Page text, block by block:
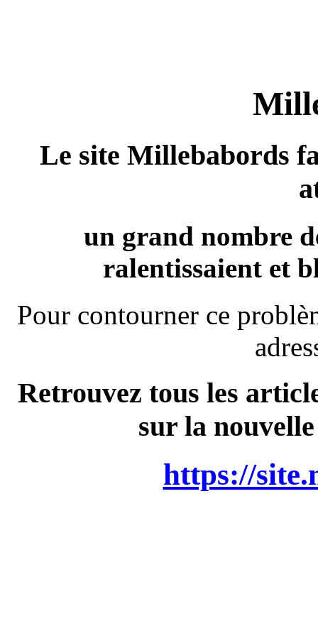
Le site Millebabords
un grand nombre
ralentissaient et
Pour contourner ce
Retrouvez tous les
sur la
https://